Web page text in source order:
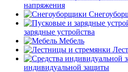
напряжения
зарядные устройства
Мебель
индивидуальной защиты